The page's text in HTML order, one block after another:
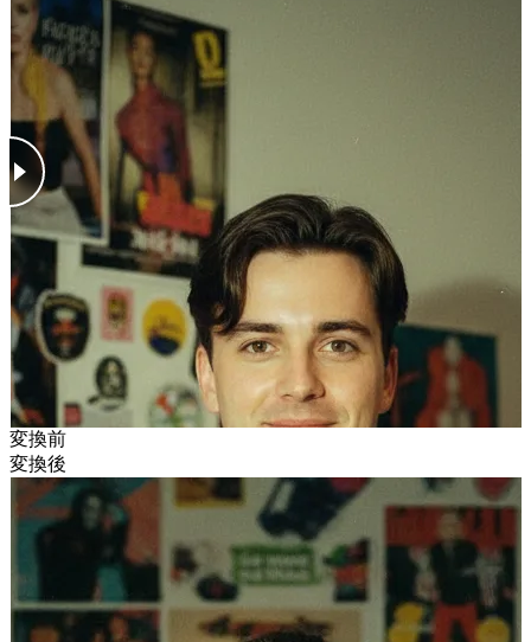
変換前
変換後